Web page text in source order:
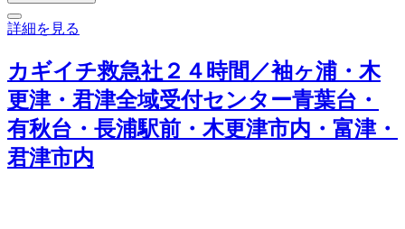
詳細を見る
カギイチ救急社２４時間／袖ヶ浦・木
更津・君津全域受付センター青葉台・
有秋台・長浦駅前・木更津市内・富津・
君津市内